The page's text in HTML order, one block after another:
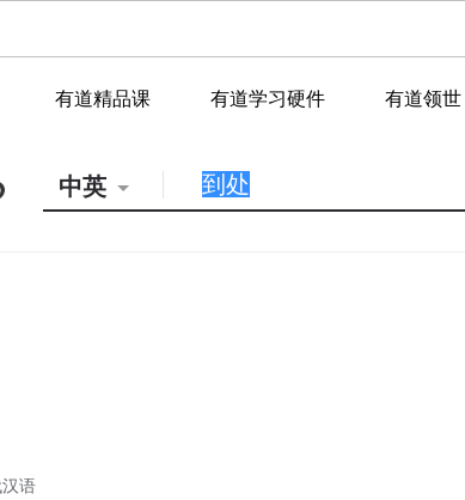
有道精品课 有道学习硬件 有道领世
中英
语